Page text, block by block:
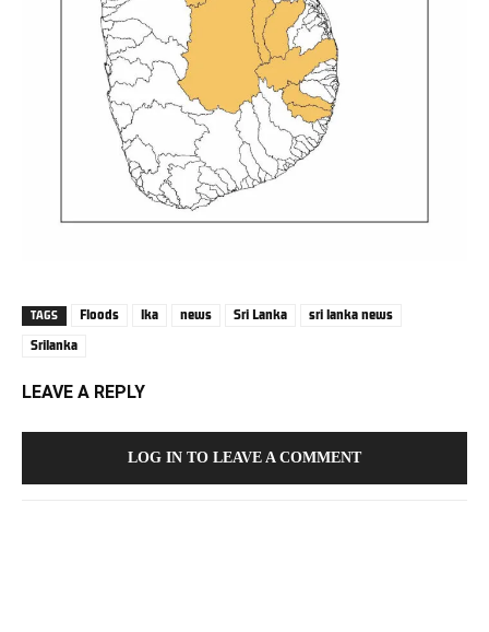
TAGS Floods lka news Sri Lanka
sri lanka news
Srilanka
LEAVE A REPLY
LOG IN TO LEAVE A COMMENT